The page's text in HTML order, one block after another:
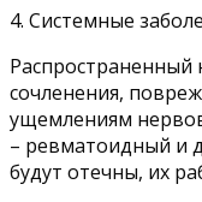
4. Системные
Распространенный
сочленения,
ущемлениям
– ревматоидный и
будут отечны, их